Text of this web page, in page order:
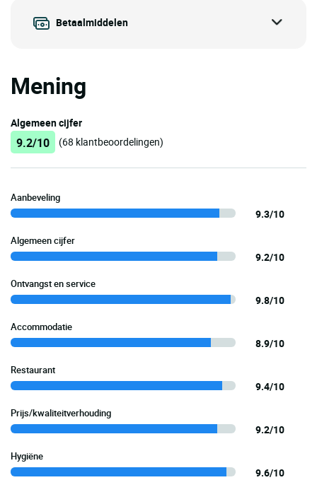
Betaalmiddelen
Mening
Algemeen cijfer
9.2/10 (68 klantbeoordelingen)
Aanbeveling
9.3/10
Algemeen cijfer
9.2/10
Ontvangst en service
9.8/10
Accommodatie
8.9/10
Restaurant
9.4/10
Prijs/kwaliteitverhouding
9.2/10
Hygiëne
9.6/10